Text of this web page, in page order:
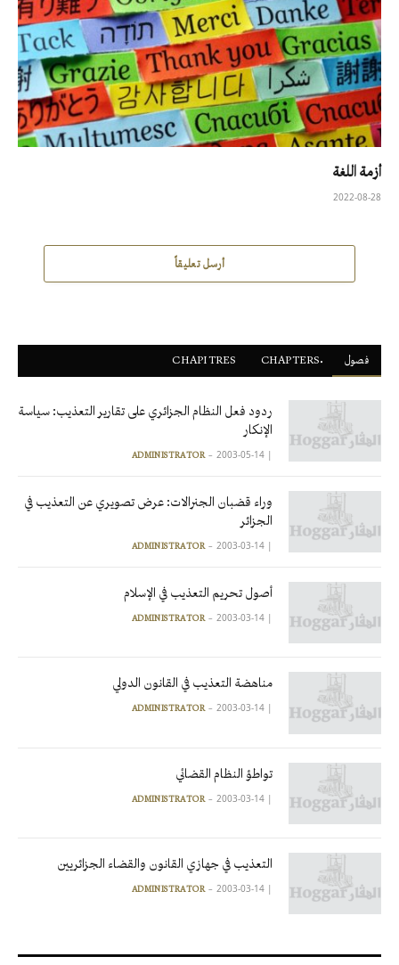
أزمة اللغة
2022-08-28
أرسل تعليقاً
فصول CHAPITRES
ردود فعل النظام الجزائري على تقارير التعذيب: سياسة
الإنكار
|
ADMINISTRATOR 2003-05-14
وراء قضبان الجنرالات: عرض تصويري عن التعذيب في
الجزائر
|
ADMINISTRATOR 2003-03-14
أصول تحريم التعذيب في الإسلام
|
ADMINISTRATOR 2003-03-14
مناهضة التعذيب في القانون الدولي
|
ADMINISTRATOR 2003-03-14
تواطؤ النظام القضائي
|
ADMINISTRATOR 2003-03-14
التعذيب في جهازي القانون والقضاء الجزائريين
|
ADMINISTRATOR 2003-03-14